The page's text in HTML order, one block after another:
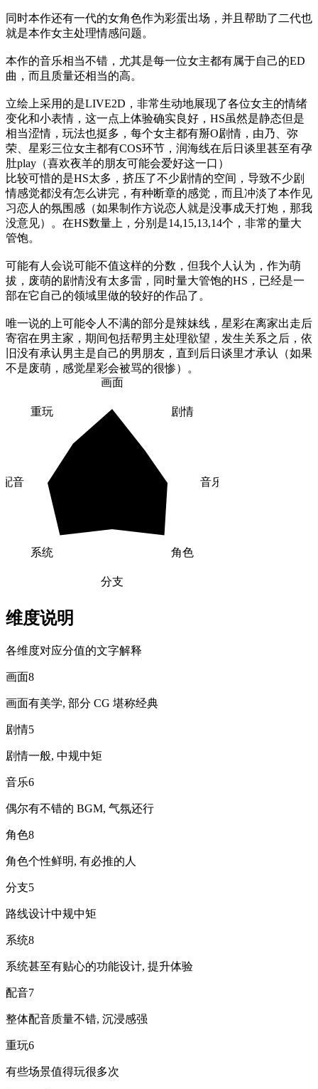
同时本作还有一代的女角色作为彩蛋出场，并且帮助了二代也
就是本作女主处理情感问题。
本作的音乐相当不错，尤其是每一位女主都有属于自己的ED
曲，而且质量还相当的高。
立绘上采用的是LIVE2D，非常生动地展现了各位女主的情绪
变化和小表情，这一点上体验确实良好，HS虽然是静态但是
相当涩情，玩法也挺多，每个女主都有掰O剧情，由乃、弥
荣、星彩三位女主都有COS环节，润海线在后日谈里甚至有孕
肚play（喜欢夜羊的朋友可能会爱好这一口）
比较可惜的是HS太多，挤压了不少剧情的空间，导致不少剧
情感觉都没有怎么讲完，有种断章的感觉，而且冲淡了本作见
习恋人的氛围感（如果制作方说恋人就是没事成天打炮，那我
没意见）。在HS数量上，分别是14,15,13,14个，非常的量大
管饱。
可能有人会说可能不值这样的分数，但我个人认为，作为萌
拔，废萌的剧情没有太多雷，同时量大管饱的HS，已经是一
部在它自己的领域里做的较好的作品了。
唯一说的上可能令人不满的部分是辣妹线，星彩在离家出走后
寄宿在男主家，期间包括帮男主处理欲望，发生关系之后，依
旧没有承认男主是自己的男朋友，直到后日谈里才承认（如果
不是废萌，感觉星彩会被骂的很惨）。
画面
剧情
音乐
角色
分支
系统
配音
重玩
维度说明
各维度对应分值的文字解释
画面8
画面有美学, 部分 CG 堪称经典
剧情5
剧情一般, 中规中矩
音乐6
偶尔有不错的 BGM, 气氛还行
角色8
角色个性鲜明, 有必推的人
分支5
路线设计中规中矩
系统8
系统甚至有贴心的功能设计, 提升体验
配音7
整体配音质量不错, 沉浸感强
重玩6
有些场景值得玩很多次